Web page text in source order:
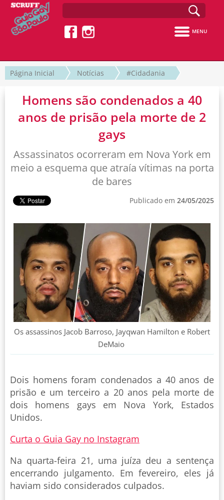
MENU
Página Inicial Notícias #Cidadania
Homens são condenados a 40
anos de prisão pela morte de 2
gays
Assassinatos ocorreram em Nova York em
meio a esquema que atraía vítimas na porta
de bares
Publicado em 24/05/2025
Os assassinos Jacob Barroso, Jayqwan Hamilton e Robert
DeMaio
Dois homens foram condenados a 40 anos de
prisão e um terceiro a 20 anos pela morte de
dois homens gays em Nova York, Estados
Unidos.
Curta o Guia Gay no Instagram
Na quarta-feira 21, uma juíza deu a sentença
encerrando julgamento. Em fevereiro, eles já
haviam sido considerados culpados.